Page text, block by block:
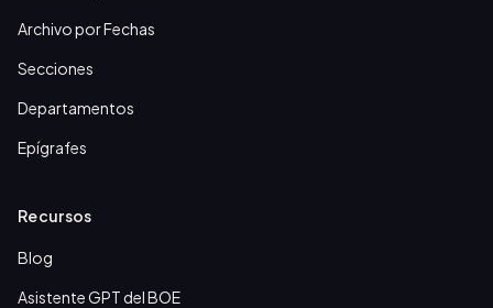
Archivo por Fechas
Secciones
Departamentos
Epígrafes
Recursos
Blog
Asistente GPT del BOE